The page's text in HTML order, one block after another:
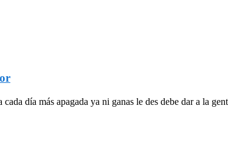
día más apagada ya ni ganas le des debe dar a la